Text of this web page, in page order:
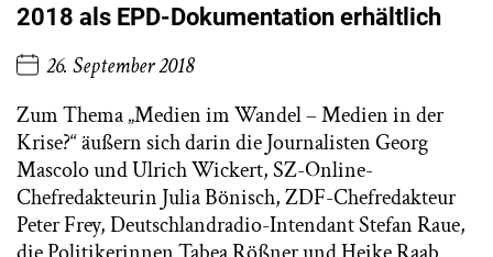
2018 als EPD-Dokumentation erhältlich
26. September 2018
Zum Thema „Medien im Wandel – Medien in der
Krise?“ äußern sich darin die Journalisten Georg
Mascolo und Ulrich Wickert, SZ-Online-
Chefredakteurin Julia Bönisch, ZDF-Chefredakteur
Peter Frey, Deutschlandradio-Intendant Stefan Raue,